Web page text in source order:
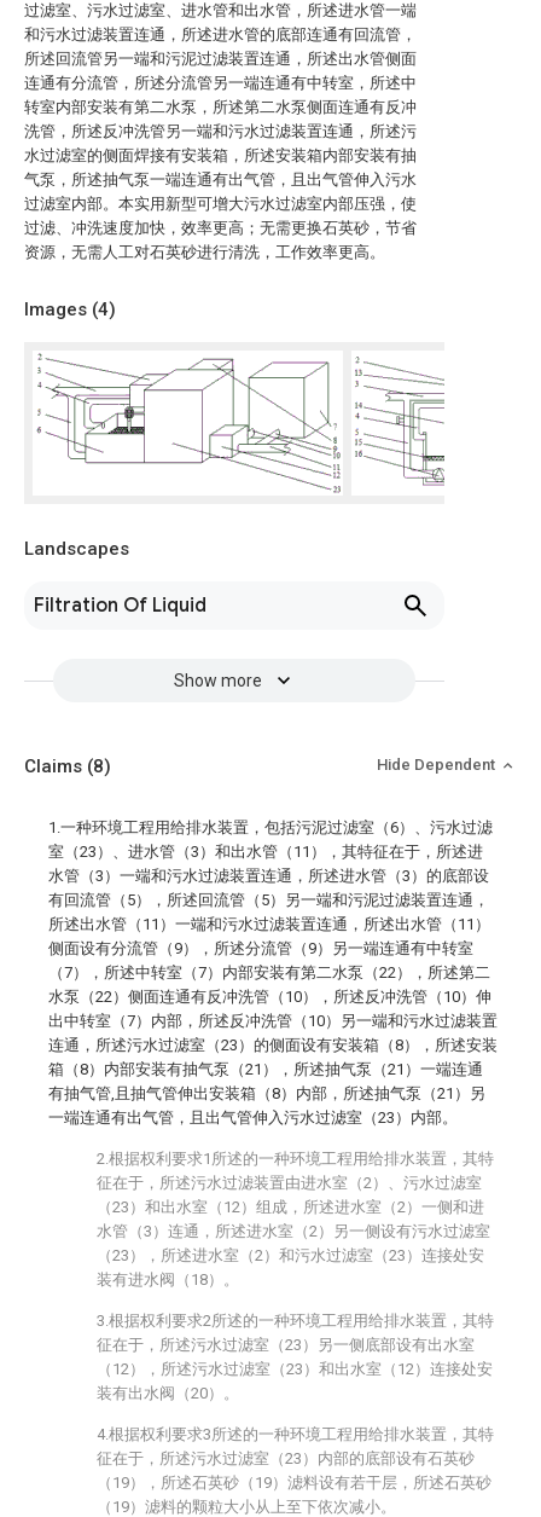
过滤室、污水过滤室、进水管和出水管，所述进水管一端
和污水过滤装置连通，所述进水管的底部连通有回流管，
所述回流管另一端和污泥过滤装置连通，所述出水管侧面
连通有分流管，所述分流管另一端连通有中转室，所述中
转室内部安装有第二水泵，所述第二水泵侧面连通有反冲
洗管，所述反冲洗管另一端和污水过滤装置连通，所述污
水过滤室的侧面焊接有安装箱，所述安装箱内部安装有抽
气泵，所述抽气泵一端连通有出气管，且出气管伸入污水
过滤室内部。本实用新型可增大污水过滤室内部压强，使
过滤、冲洗速度加快，效率更高；无需更换石英砂，节省
资源，无需人工对石英砂进行清洗，工作效率更高。
Images (4)
Landscapes
Filtration Of Liquid
Show more
Claims (8) Hide Dependent
1.一种环境工程用给排水装置，包括污泥过滤室（6）、污水过滤
室（23）、进水管（3）和出水管（11），其特征在于，所述进
水管（3）一端和污水过滤装置连通，所述进水管（3）的底部设
有回流管（5），所述回流管（5）另一端和污泥过滤装置连通，
所述出水管（11）一端和污水过滤装置连通，所述出水管（11）
侧面设有分流管（9），所述分流管（9）另一端连通有中转室
（7），所述中转室（7）内部安装有第二水泵（22），所述第二
水泵（22）侧面连通有反冲洗管（10），所述反冲洗管（10）伸
出中转室（7）内部，所述反冲洗管（10）另一端和污水过滤装置
连通，所述污水过滤室（23）的侧面设有安装箱（8），所述安装
箱（8）内部安装有抽气泵（21），所述抽气泵（21）一端连通
有抽气管,且抽气管伸出安装箱（8）内部，所述抽气泵（21）另
一端连通有出气管，且出气管伸入污水过滤室（23）内部。
2.根据权利要求1所述的一种环境工程用给排水装置，其特
征在于，所述污水过滤装置由进水室（2）、污水过滤室
（23）和出水室（12）组成，所述进水室（2）一侧和进
水管（3）连通，所述进水室（2）另一侧设有污水过滤室
（23），所述进水室（2）和污水过滤室（23）连接处安
装有进水阀（18）。
3.根据权利要求2所述的一种环境工程用给排水装置，其特
征在于，所述污水过滤室（23）另一侧底部设有出水室
（12），所述污水过滤室（23）和出水室（12）连接处安
装有出水阀（20）。
4.根据权利要求3所述的一种环境工程用给排水装置，其特
征在于，所述污水过滤室（23）内部的底部设有石英砂
（19），所述石英砂（19）滤料设有若干层，所述石英砂
（19）滤料的颗粒大小从上至下依次减小。